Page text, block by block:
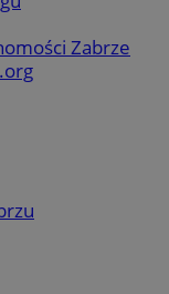
Zabrze